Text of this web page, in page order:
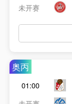
未开赛
奥丙
01:00